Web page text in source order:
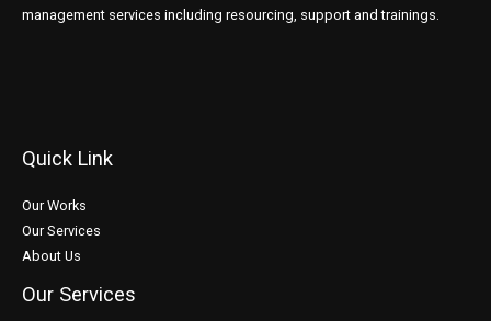
management services including resourcing, support and trainings.
Quick Link
Our Works
Our Services
About Us
Our Services